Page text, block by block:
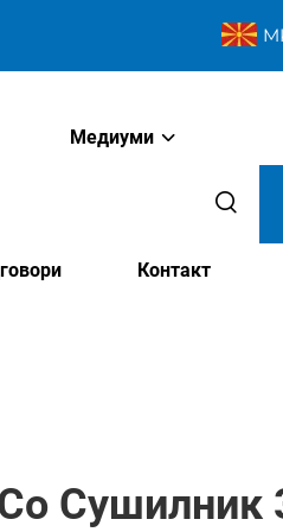
Медиуми
Контакт
Сушилник